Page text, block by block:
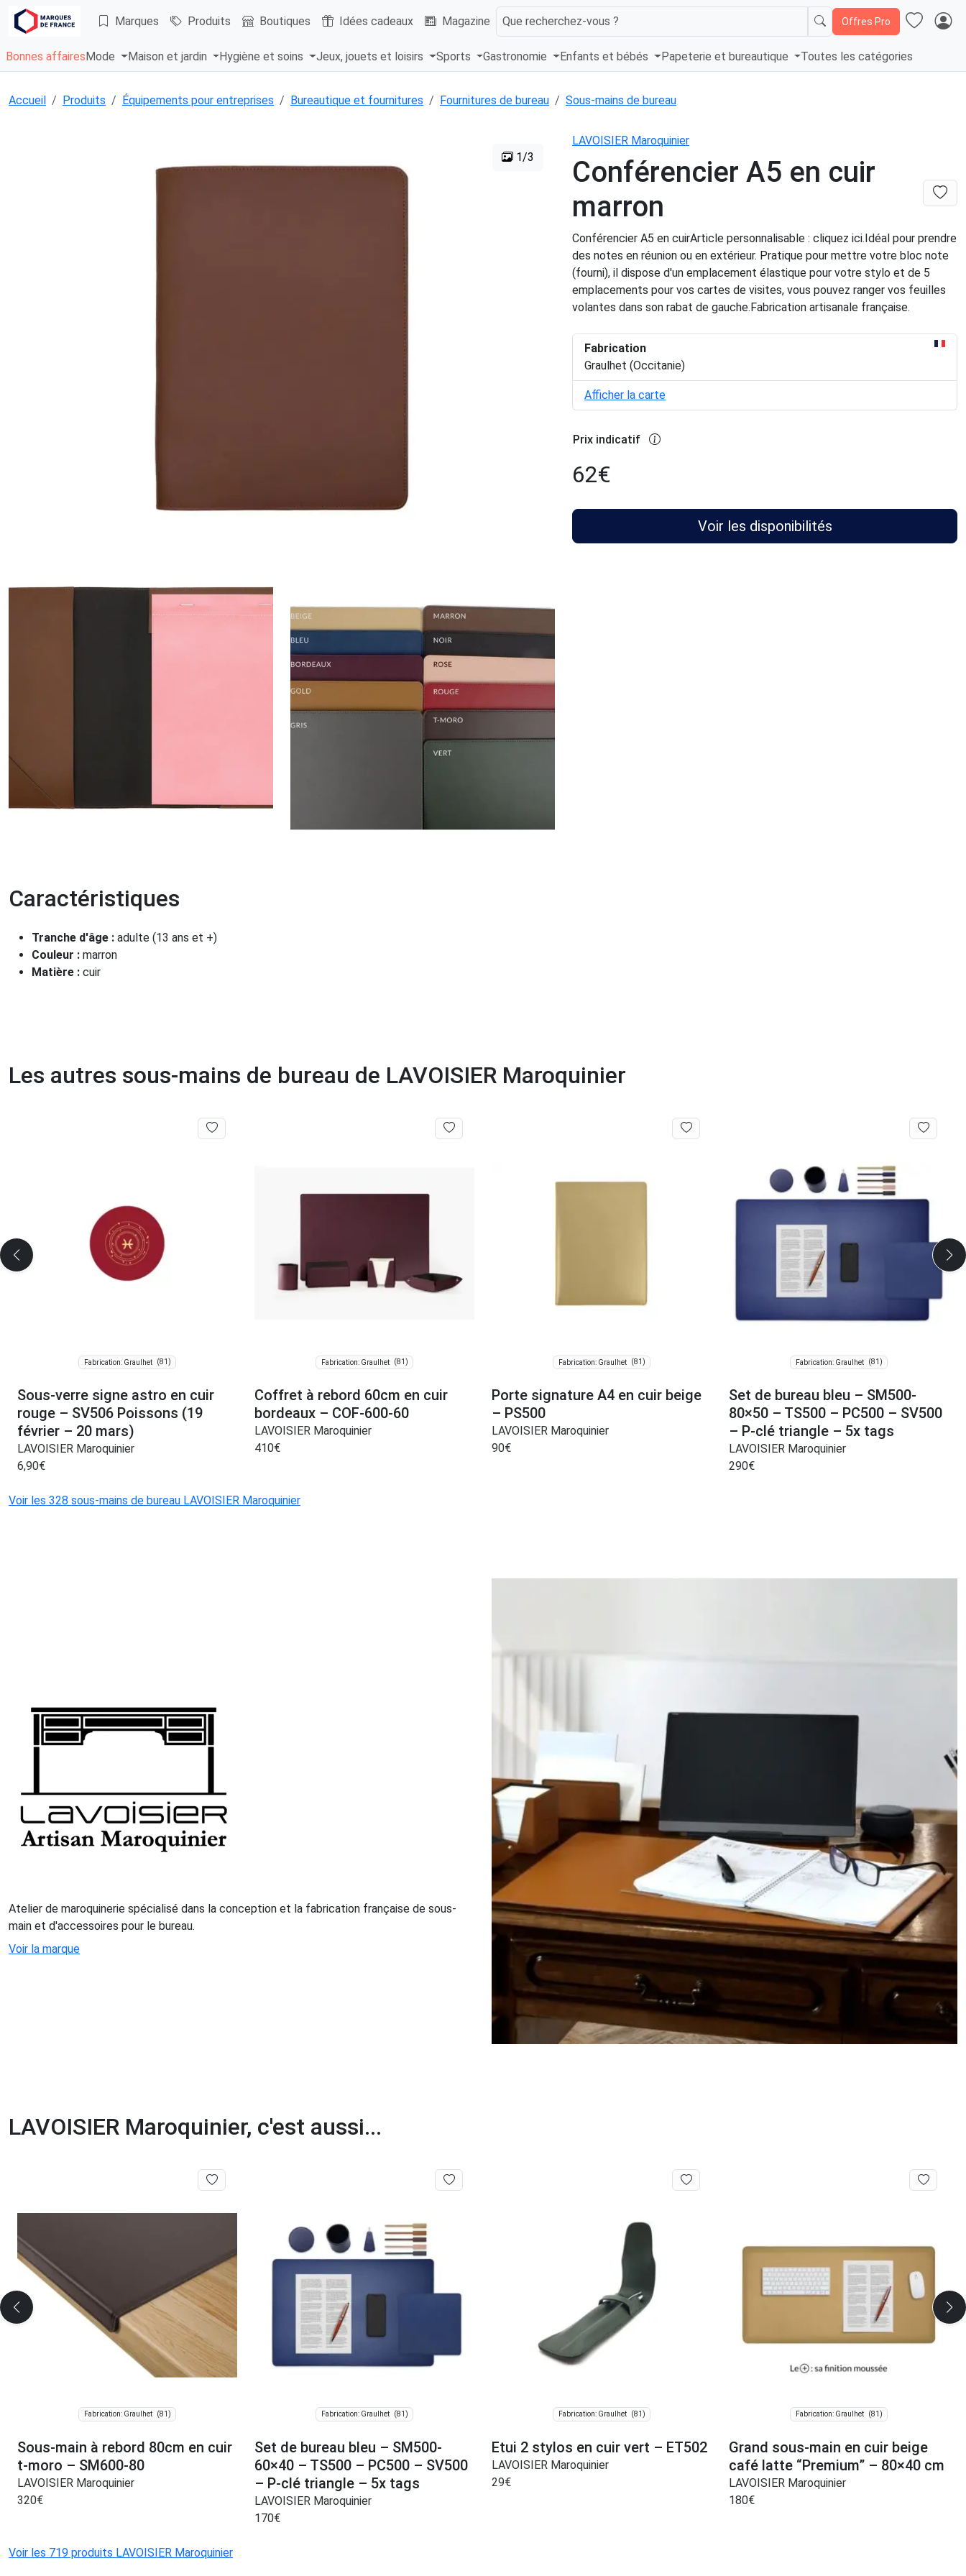
Marques Produits Boutiques Idées cadeaux Magazine Que recherchez-vous ? Offres Pro
Bonnes affaires Mode Maison et jardin Hygiène et soins Jeux, jouets et loisirs Sports Gastronomie Enfants et bébés Papeterie et bureautique Toutes les catégories
Accueil Produits Équipements pour entreprises Bureautique et fournitures Fournitures de bureau Sous-mains de bureau
1/3
LAVOISIER Maroquinier
Conférencier A5 en cuir
marron
Conférencier A5 en cuirArticle personnalisable : cliquez ici.Idéal pour prendre
des notes en réunion ou en extérieur. Pratique pour mettre votre bloc note
(fourni), il dispose d'un emplacement élastique pour votre stylo et de 5
emplacements pour vos cartes de visites, vous pouvez ranger vos feuilles
volantes dans son rabat de gauche.Fabrication artisanale française.
Fabrication
Graulhet (Occitanie)
Afficher la carte
Prix indicatif
62€
Voir les disponibilités
Caractéristiques
Tranche d'âge : adulte (13 ans et +)
Couleur : marron
Matière : cuir
Les autres sous-mains de bureau de LAVOISIER Maroquinier
Fabrication: Graulhet (81)
Sous-verre signe astro en cuir
rouge – SV506 Poissons (19
février – 20 mars)
LAVOISIER Maroquinier
6,90€
Fabrication: Graulhet (81)
Coffret à rebord 60cm en cuir
bordeaux – COF-600-60
LAVOISIER Maroquinier
410€
Fabrication: Graulhet (81)
Porte signature A4 en cuir beige
– PS500
LAVOISIER Maroquinier
90€
Fabrication: Graulhet (81)
Set de bureau bleu – SM500-
80×50 – TS500 – PC500 – SV500
– P-clé triangle – 5x tags
LAVOISIER Maroquinier
290€
Voir les 328 sous-mains de bureau LAVOISIER Maroquinier
Atelier de maroquinerie spécialisé dans la conception et la fabrication française de sous-
main et d'accessoires pour le bureau.
Voir la marque
LAVOISIER Maroquinier, c'est aussi...
Fabrication: Graulhet (81)
Sous-main à rebord 80cm en cuir
t-moro – SM600-80
LAVOISIER Maroquinier
320€
Fabrication: Graulhet (81)
Set de bureau bleu – SM500-
60×40 – TS500 – PC500 – SV500
– P-clé triangle – 5x tags
LAVOISIER Maroquinier
170€
Fabrication: Graulhet (81)
Etui 2 stylos en cuir vert – ET502
LAVOISIER Maroquinier
29€
Fabrication: Graulhet (81)
Grand sous-main en cuir beige
café latte “Premium” – 80×40 cm
LAVOISIER Maroquinier
180€
Voir les 719 produits LAVOISIER Maroquinier